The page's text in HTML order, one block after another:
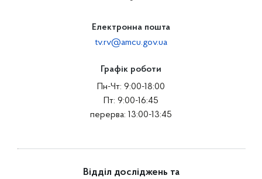
Електронна пошта
tv.rv@amcu.gov.ua
Графік роботи
Пн-Чт: 9:00-18:00
Пт: 9:00-16:45
перерва: 13:00-13:45
Відділ досліджень та